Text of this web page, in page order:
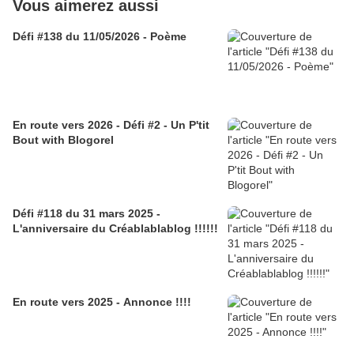
Vous aimerez aussi
Défi #138 du 11/05/2026 - Poème
En route vers 2026 - Défi #2 - Un P'tit
Bout with Blogorel
Défi #118 du 31 mars 2025 -
L'anniversaire du Créablablablog !!!!!!
En route vers 2025 - Annonce !!!!